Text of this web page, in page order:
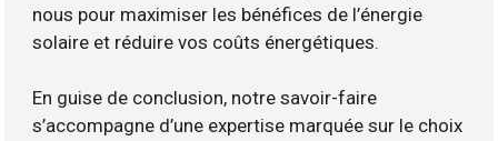
nous pour maximiser les bénéfices de l’énergie
solaire et réduire vos coûts énergétiques.
En guise de conclusion, notre savoir-faire
s’accompagne d’une expertise marquée sur le choix